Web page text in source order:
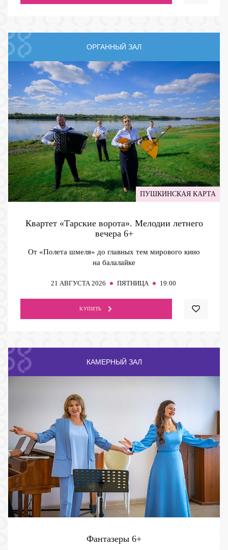
ОРГАННЫЙ ЗАЛ
ПУШКИНСКАЯ КАРТА
Квартет «Тарские ворота». Мелодии летнего
вечера 6+
От «Полета шмеля» до главных тем мирового кино
на балалайке
21 АВГУСТА 2026 ПЯТНИЦА 19:00
КУПИТЬ
КАМЕРНЫЙ ЗАЛ
Фантазеры 6+